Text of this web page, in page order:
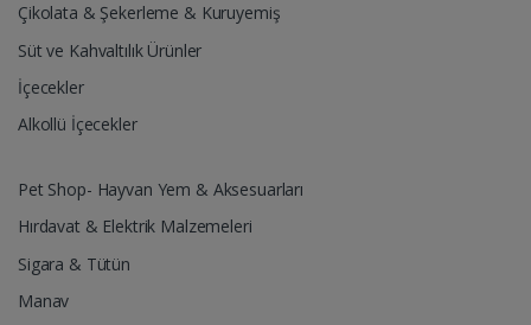
Çikolata & Şekerleme & Kuruyemiş
Süt ve Kahvaltılık Ürünler
İçecekler
Alkollü İçecekler
Pet Shop- Hayvan Yem & Aksesuarları
Hırdavat & Elektrik Malzemeleri
Sigara & Tütün
Manav